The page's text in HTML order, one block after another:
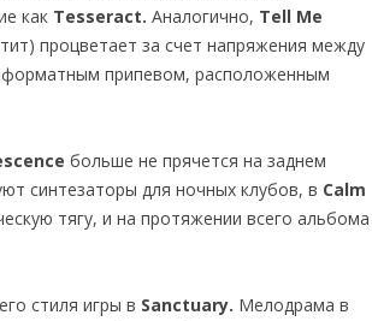
как Tesseract. Аналогично, Tell Me
процветает за счет напряжения между
припевом, расположенным
больше не прячется на заднем
синтезаторы для ночных клубов, в Calm
тягу, и на протяжении всего альбома
стиля игры в Sanctuary. Мелодрама в